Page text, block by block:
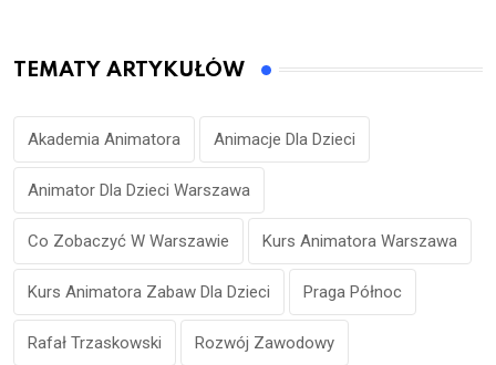
TEMATY ARTYKUŁÓW
Akademia Animatora Animacje Dla Dzieci
Animator Dla Dzieci Warszawa
Co Zobaczyć W Warszawie Kurs Animatora Warszawa
Kurs Animatora Zabaw Dla Dzieci Praga Północ
Rafał Trzaskowski Rozwój Zawodowy